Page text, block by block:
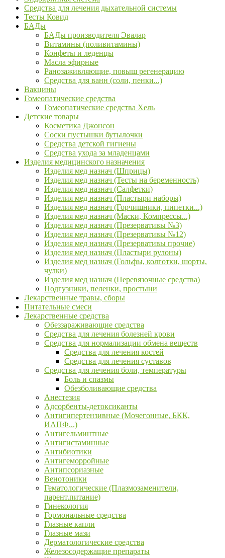
Средства для лечения дыхательной системы
Тесты Ковид
БАДы
БАДы производителя Эвалар
Витамины (поливитамины)
Конфеты и леденцы
Масла эфирные
Ранозаживляющие, повыш регенерацию
Средства для ванн (соли, пенки...)
Вакцины
Гомеопатические средства
Гомеопатические средства Хель
Детские товары
Косметика Джонсон
Соски пустышки бутылочки
Средства детской гигиены
Средства ухода за младенцами
Изделия медицинского назначения
Изделия мед назнач (Шприцы)
Изделия мед назнач (Тесты на беременность)
Изделия мед назнач (Салфетки)
Изделия мед назнач (Пластыри наборы)
Изделия мед назнач (Горчишники, пипетки...)
Изделия мед назнач (Маски, Компрессы...)
Изделия мед назнач (Презервативы №3)
Изделия мед назнач (Презервативы №12)
Изделия мед назнач (Презервативы прочие)
Изделия мед назнач (Пластыри рулоны)
Изделия мед назнач (Гольфы, колготки, шорты,
чулки)
Изделия мед назнач (Перевязочные средства)
Подгузники, пеленки, простыни
Лекарственные травы, сборы
Питательные смеси
Лекарственные средства
Обеззараживающие средства
Средства для лечения болезней крови
Средства для нормализации обмена веществ
Средства для лечения костей
Средства для лечения суставов
Средства для лечения боли, температуры
Боль и спазмы
Обезболивающие средства
Анестезия
Адсорбенты-детоксиканты
Антигипертензивные (Мочегонные, БКК,
ИАПФ...)
Антигельминтные
Антигистаминные
Антибиотики
Антигеморройные
Антипсориазные
Венотоники
Гематологические (Плазмозаменители,
парент.питание)
Гинекология
Гормональные средства
Глазные капли
Глазные мази
Дерматологические средства
Железосодержащие препараты